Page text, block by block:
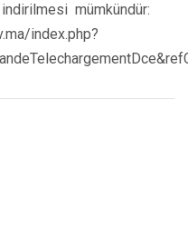
indirilmesi mümkündür:
index.php?